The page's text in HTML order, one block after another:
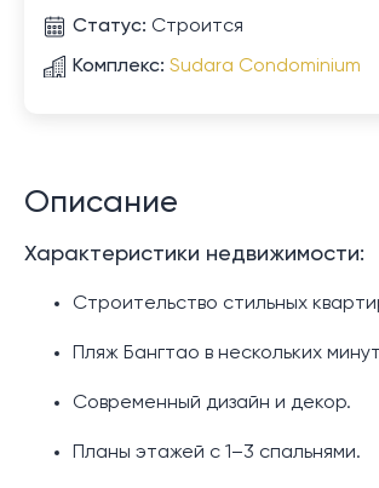
Статус: Строится
Комплекс: Sudara Condominium
Описание
Характеристики недвижимости:
Строительство стильных
Пляж Бангтао в нескольких
Современный дизайн и декор.
Планы этажей с 1–3 спальнями.